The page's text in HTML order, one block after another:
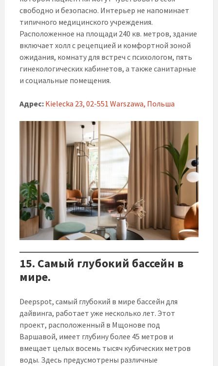
свободно и безопасно. Интерьер не напоминает
типичного медицинского учреждения.
Расположенное на площади 240 кв. метров, здание
включает холл с рецепцией и комфортной зоной
ожидания, комнату для встреч с психологом, пять
гинекологических кабинетов, а также санитарные
и социальные помещения.
Адрес: Kielecka 23, 02-551 Warszawa, Польша
15. Самый глубокий бассейн в
мире.
Deepspot, самый глубокий в мире бассейн для
дайвинга, работает уже несколько лет. Этот
проект, расположенный в Мщонове под
Варшавой, имеет глубину более 45 метров и
вмещает целых восемь тысяч кубических метров
воды. Здесь предусмотрены различные